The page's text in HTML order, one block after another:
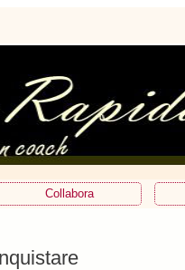
Collabora